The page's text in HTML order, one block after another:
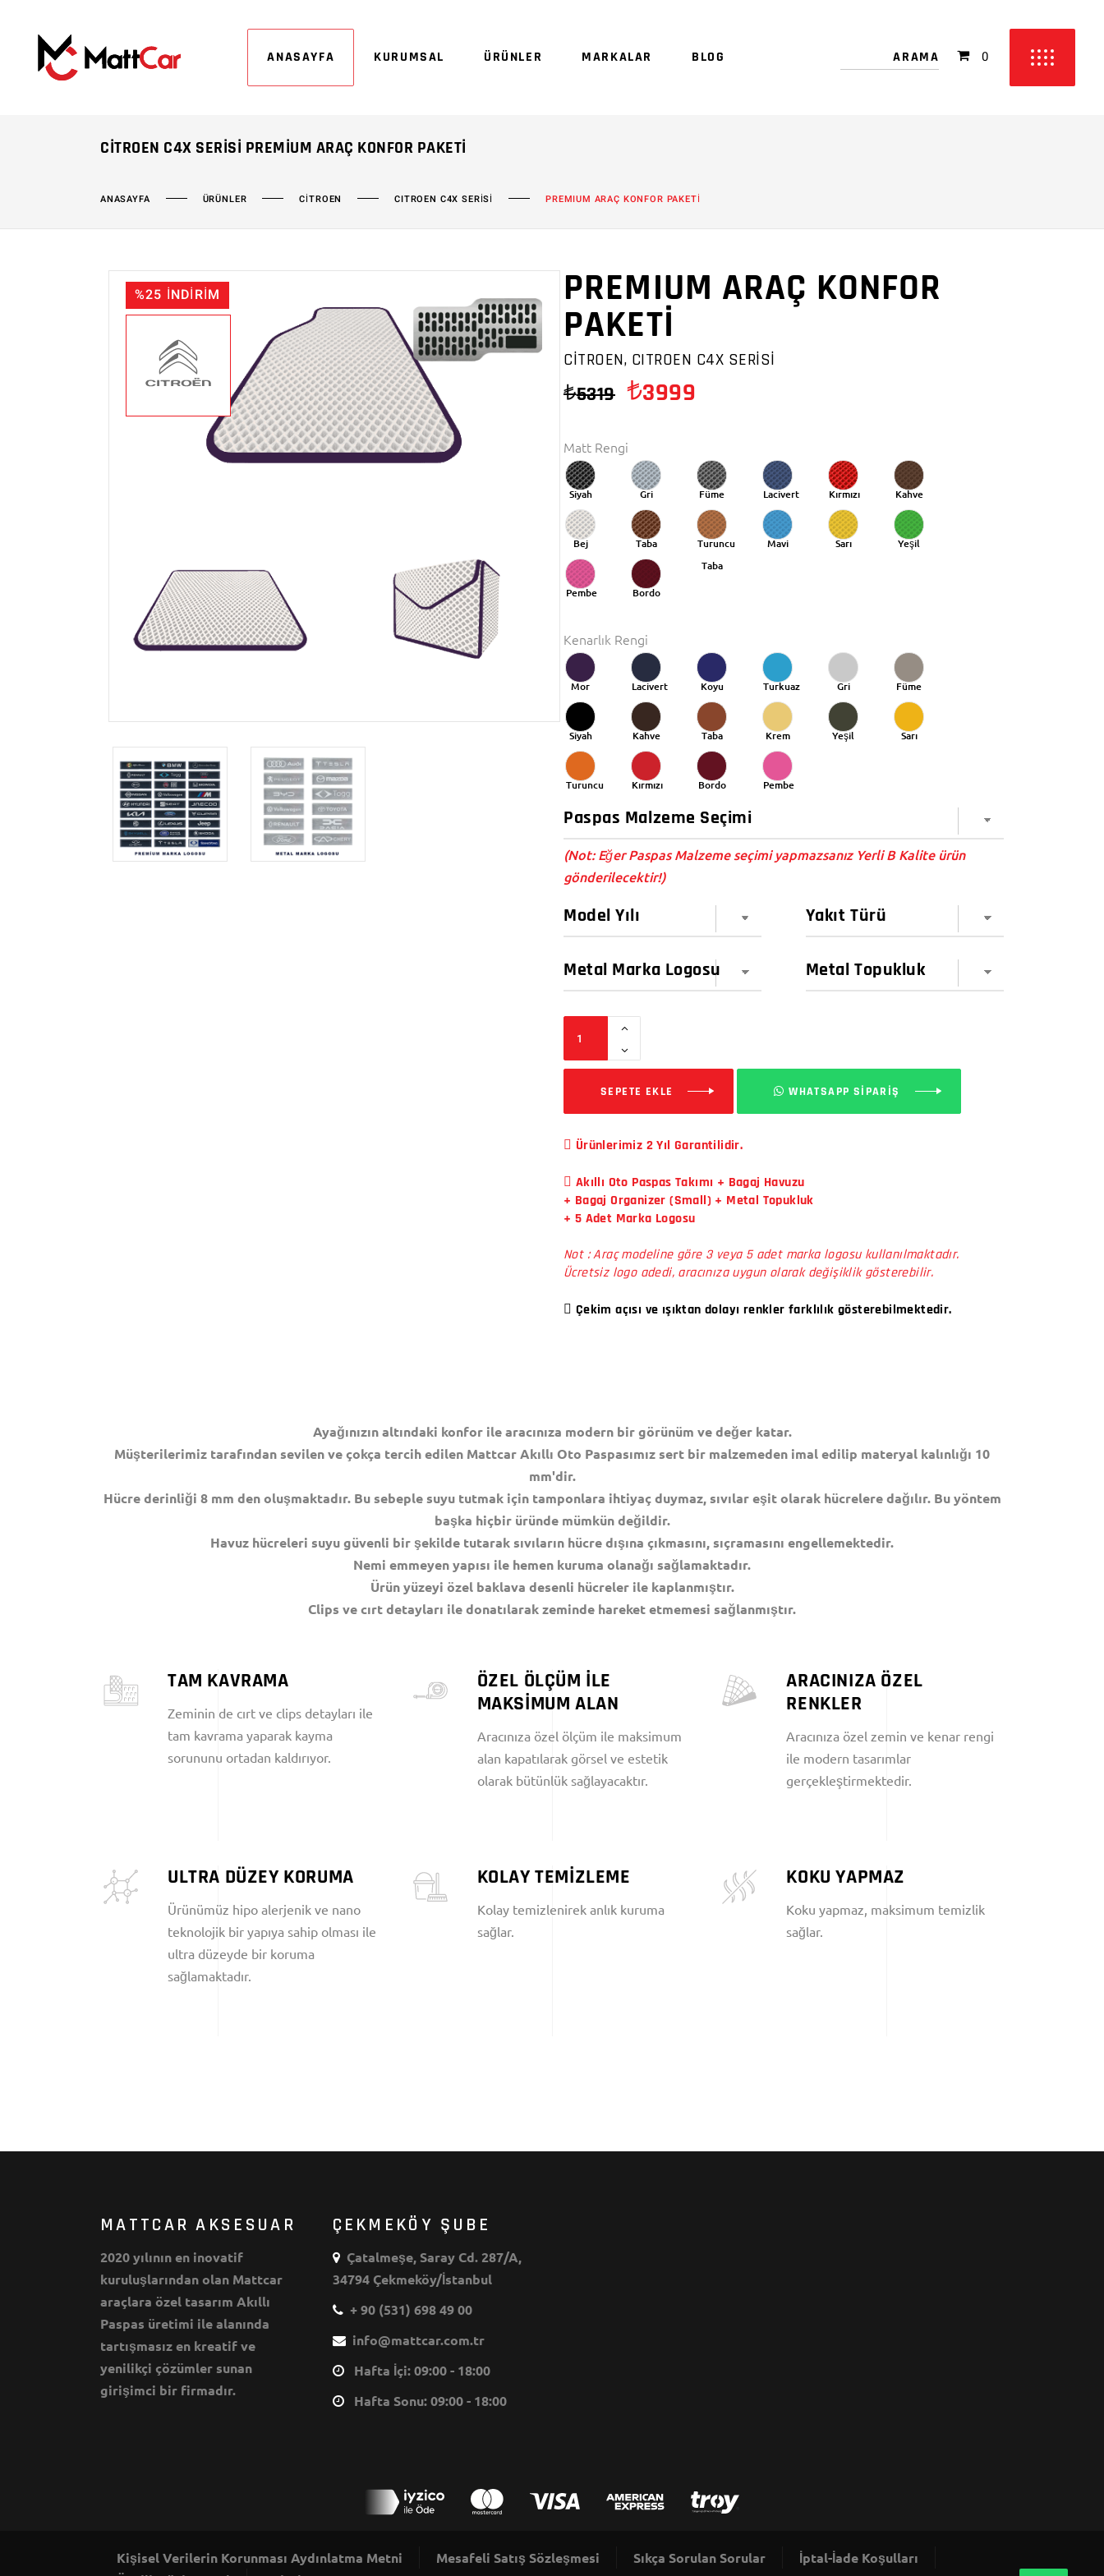
ANASAYFA KURUMSAL ÜRÜNLER MARKALAR BLOG 0
CITROEN C4X SERISI PREMIUM ARAÇ KONFOR PAKETI
ANASAYFA ÜRÜNLER CİTROEN CITROEN C4X SERİSİ PREMIUM ARAÇ KONFOR PAKETİ
%25 İNDİRİM PREMIUM ARAÇ KONFOR
PAKETİ
CİTROEN, CITROEN C4X SERİSİ
5319 3999
Matt Rengi
Siyah Gri Füme Lacivert Kırmızı Kahve
Bej Taba
Turuncu
Taba
Mavi Sarı Yeşil
Pembe Bordo
Kenarlık Rengi
Mor Lacivert
Koyu
Mavi
Turkuaz Gri Füme
Siyah Kahve Taba Krem Yeşil Sarı
Turuncu Kırmızı Bordo Pembe
(Not: Eğer Paspas Malzeme seçimi yapmazsanız Yerli B Kalite ürün
gönderilecektir!)
SEPETE EKLE WHATSAPP SİPARİŞ
Ürünlerimiz 2 Yıl Garantilidir.
Akıllı Oto Paspas Takımı + Bagaj Havuzu
+ Bagaj Organizer (Small) + Metal Topukluk
+ 5 Adet Marka Logosu
Not : Araç modeline göre 3 veya 5 adet marka logosu kullanılmaktadır.
Ücretsiz logo adedi, aracınıza uygun olarak değişiklik gösterebilir.
Çekim açısı ve ışıktan dolayı renkler farklılık gösterebilmektedir.
Ayağınızın altındaki konfor ile aracınıza modern bir görünüm ve değer katar.
Müşterilerimiz tarafından sevilen ve çokça tercih edilen Mattcar Akıllı Oto Paspasımız sert bir malzemeden imal edilip materyal kalınlığı 10
mm'dir.
Hücre derinliği 8 mm den oluşmaktadır. Bu sebeple suyu tutmak için tamponlara ihtiyaç duymaz, sıvılar eşit olarak hücrelere dağılır. Bu yöntem
başka hiçbir üründe mümkün değildir.
Havuz hücreleri suyu güvenli bir şekilde tutarak sıvıların hücre dışına çıkmasını, sıçramasını engellemektedir.
Nemi emmeyen yapısı ile hemen kuruma olanağı sağlamaktadır.
Ürün yüzeyi özel baklava desenli hücreler ile kaplanmıştır.
Clips ve cırt detayları ile donatılarak zeminde hareket etmemesi sağlanmıştır.
TAM KAVRAMA
Zeminin de cırt ve clips detayları ile
tam kavrama yaparak kayma
sorununu ortadan kaldırıyor.
ÖZEL ÖLÇÜM İLE
MAKSİMUM ALAN
Aracınıza özel ölçüm ile maksimum
alan kapatılarak görsel ve estetik
olarak bütünlük sağlayacaktır.
ARACINIZA ÖZEL
RENKLER
Aracınıza özel zemin ve kenar rengi
ile modern tasarımlar
gerçekleştirmektedir.
ULTRA DÜZEY KORUMA
Ürünümüz hipo alerjenik ve nano
teknolojik bir yapıya sahip olması ile
ultra düzeyde bir koruma
sağlamaktadır.
KOLAY TEMİZLEME
Kolay temizlenirek anlık kuruma
sağlar.
KOKU YAPMAZ
Koku yapmaz, maksimum temizlik
sağlar.
MATTCAR AKSESUAR
2020 yılının en inovatif
kuruluşlarından olan Mattcar
araçlara özel tasarım Akıllı
Paspas üretimi ile alanında
tartışmasız en kreatif ve
yenilikçi çözümler sunan
girişimci bir firmadır.
ÇEKMEKÖY ŞUBE
Çatalmeşe, Saray Cd. 287/A,
34794 Çekmeköy/İstanbul
+ 90 (531) 698 49 00
info@mattcar.com.tr
Hafta İçi: 09:00 - 18:00
Hafta Sonu: 09:00 - 18:00
Kişisel Verilerin Korunması Aydınlatma Metni Mesafeli Satış Sözleşmesi Sıkça Sorulan Sorular
İptal-İade Koşulları